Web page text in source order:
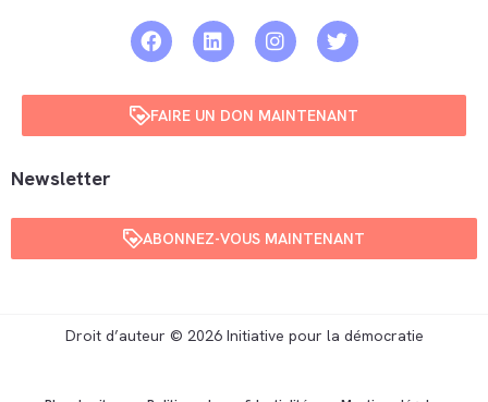
FAIRE UN DON MAINTENANT
Newsletter
ABONNEZ-VOUS MAINTENANT
Droit d’auteur © 2026 Initiative pour la démocratie